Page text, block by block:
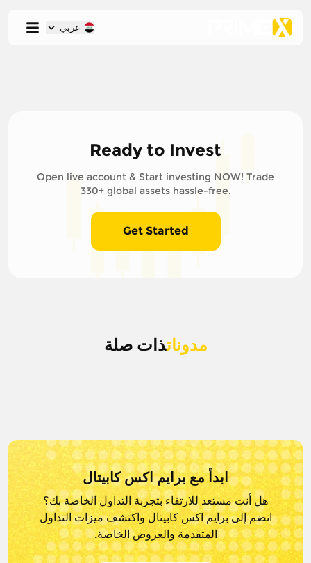
عربي
Ready to Invest
Open live account & Start investing NOW! Trade
330+ global assets hassle-free.
Get Started
مدوناتذات صلة
ابدأ مع برايم اكس كابيتال
هل أنت مستعد للارتقاء بتجربة التداول الخاصة بك؟
انضم إلى برايم اكس كابيتال واكتشف ميزات التداول
المتقدمة والعروض الخاصة.